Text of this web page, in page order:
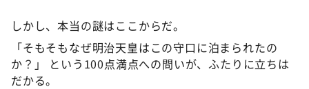
しかし、本当の謎はここからだ。
「そもそもなぜ明治天皇はこの守口に泊まられたの
か？」 という100点満点への問いが、ふたりに立ちは
だかる。